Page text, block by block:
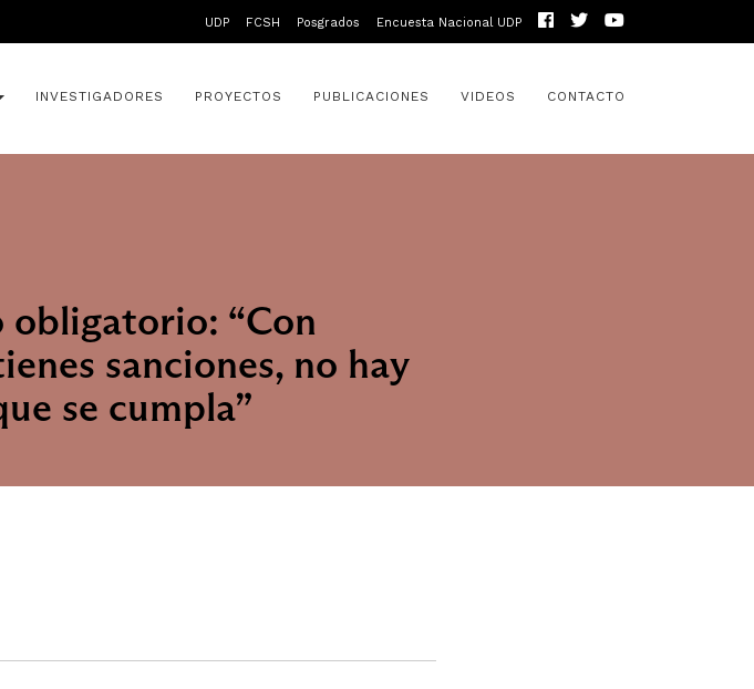
UDP FCSH Posgrados Encuesta Nacional UDP
INVESTIGADORES PROYECTOS PUBLICACIONES VIDEOS CONTACTO
“Con
sanciones, no hay
se cumpla”